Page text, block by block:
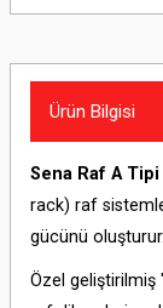
Ürün Bilgisi
Sena Raf A
rack) raf
gücünü oluşturur.
Özel geliştirilmiş